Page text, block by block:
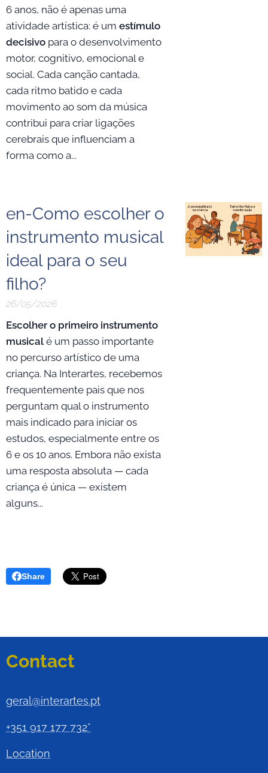
6 anos, não é apenas uma
atividade artística: é um estímulo
decisivo para o desenvolvimento
motor, cognitivo, emocional e
social. Cada canção cantada,
cada ritmo batido e cada
movimento ao som da música
contribui para criar ligações
cerebrais que influenciam a
forma como a...
en-Como escolher o
instrumento musical
ideal para o seu
filho?
26/05/2026
Escolher o primeiro instrumento
musical é um passo importante
no percurso artístico de uma
criança. Na Interartes, recebemos
frequentemente pais que nos
perguntam qual o instrumento
mais indicado para iniciar os
estudos, especialmente entre os
6 e os 10 anos. Embora não exista
uma resposta absoluta — cada
criança é única — existem
alguns...
Share
Contact
geral@interartes.pt
+351 917 177 732*
Location